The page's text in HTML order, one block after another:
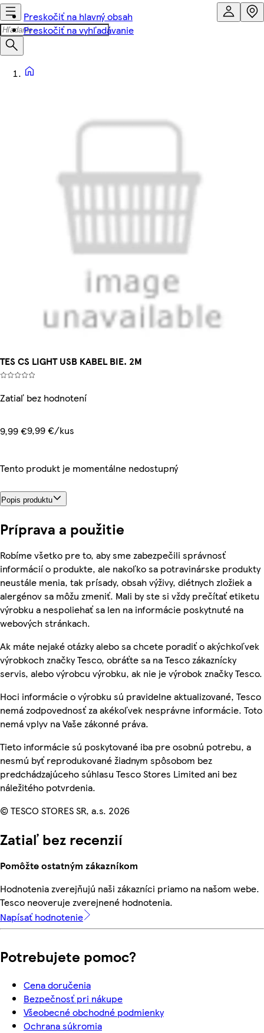
Preskočiť na hlavný obsah
Preskočiť na vyhľadávanie
TES CS LIGHT USB KABEL BIE. 2M
Zatiaľ bez hodnotení
9,99 €9,99 €/kus
Tento produkt je momentálne nedostupný
Popis produktu
Príprava a použitie
Robíme všetko pre to, aby sme zabezpečili správnosť
informácií o produkte, ale nakoľko sa potravinárske produkty
neustále menia, tak prísady, obsah výživy, diétnych zložiek a
alergénov sa môžu zmeniť. Mali by ste si vždy prečítať etiketu
výrobku a nespoliehať sa len na informácie poskytnuté na
webových stránkach.
Ak máte nejaké otázky alebo sa chcete poradiť o akýchkoľvek
výrobkoch značky Tesco, obráťte sa na Tesco zákaznícky
servis, alebo výrobcu výrobku, ak nie je výrobok značky Tesco.
Hoci informácie o výrobku sú pravidelne aktualizované, Tesco
nemá zodpovednosť za akékoľvek nesprávne informácie. Toto
nemá vplyv na Vaše zákonné práva.
Tieto informácie sú poskytované iba pre osobnú potrebu, a
nesmú byť reprodukované žiadnym spôsobom bez
predchádzajúceho súhlasu Tesco Stores Limited ani bez
náležitého potvrdenia.
© TESCO STORES SR, a.s. 2026
Zatiaľ bez recenzií
Pomôžte ostatným zákazníkom
Hodnotenia zverejňujú naši zákazníci priamo na našom webe.
Tesco neoveruje zverejnené hodnotenia.
Napísať hodnotenie
Potrebujete pomoc?
Cena doručenia
Bezpečnosť pri nákupe
Všeobecné obchodné podmienky
Ochrana súkromia